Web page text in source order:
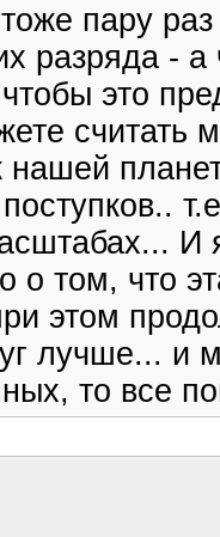
пару раз
разряда - а
это
считать
нашей
И
о том, что
этом
лучше... и
то все